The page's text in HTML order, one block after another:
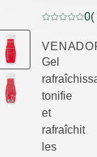
Note
0(
Gel
tonifie
et
rafraîchit
les